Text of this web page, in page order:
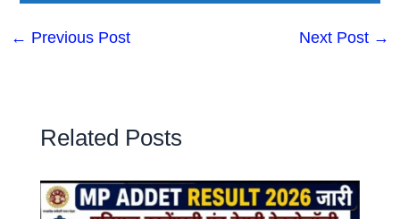
← Previous Post Next Post →
Related Posts